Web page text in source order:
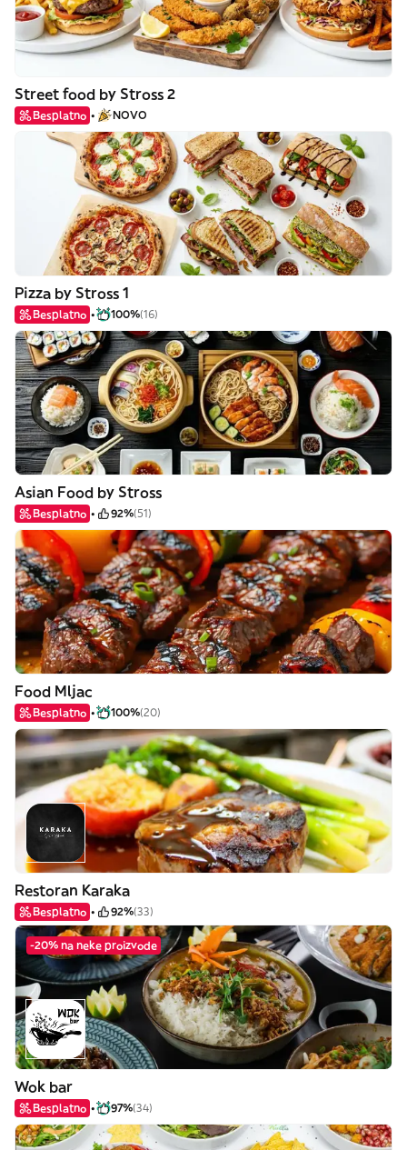
Street food by Stross 2
Besplatno NOVO
Pizza by Stross 1
Besplatno 100%(16)
Asian Food by Stross
Besplatno 92%(51)
Food Mljac
Besplatno 100%(20)
Restoran Karaka
Besplatno 92%(33)
-20% na neke proizvode
Wok bar
Besplatno 97%(34)